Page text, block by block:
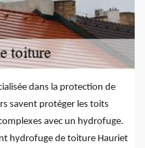
dans la protection de
savent protéger les toits
avec un hydrofuge.
hydrofuge de toiture Hauriet